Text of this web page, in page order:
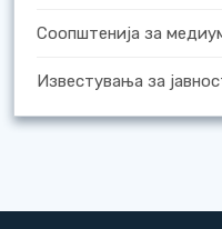
Соопштенија за
Известувања за